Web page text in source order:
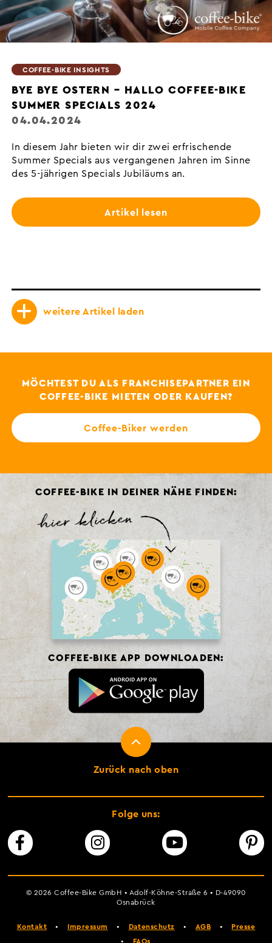
COFFEE-BIKE INSIGHTS
BYE BYE OSTERN – HALLO COFFEE-BIKE
SUMMER SPECIALS 2024
04.04.2024
In diesem Jahr bieten wir dir zwei erfrischende
Summer Specials aus vergangenen Jahren im Sinne
des 5-jährigen Specials Jubiläums an.
Artikel lesen
weitere Artikel laden
MÖCHTEST DU ALS FRANCHISEPARTNER EIN
COFFEE-BIKE MIETEN ODER KAUFEN?
Coffee-Biker werden
Zurück nach oben
COFFEE-BIKE IN DEINER NÄHE FINDEN:
COFFEE-BIKE APP DOWNLOADEN:
Folge uns:
© 2026 Coffee-Bike GmbH • Adolf-Köhne-Straße 6 • D-49090
Osnabrück
Kontakt • Impressum • Datenschutz • AGB •
Presse
•
FAQs